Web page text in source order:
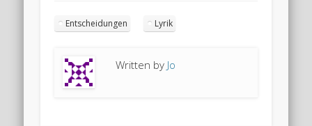
Entscheidungen Lyrik
Written by Jo